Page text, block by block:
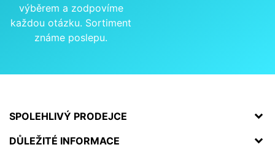
výběrem a zodpovíme
každou otázku. Sortiment
známe poslepu.
SPOLEHLIVÝ PRODEJCE
DŮLEŽITÉ INFORMACE